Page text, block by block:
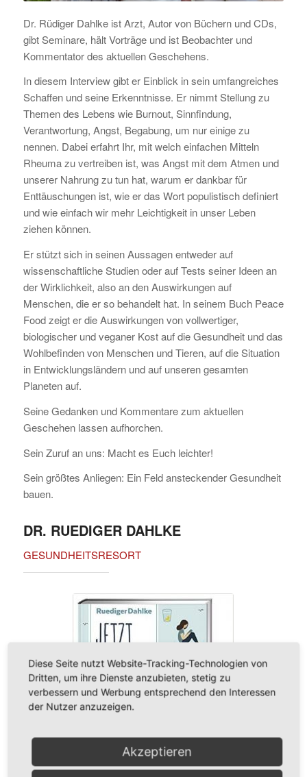
Dr. Rüdiger Dahlke ist Arzt, Autor von Büchern und CDs,
gibt Seminare, hält Vorträge und ist Beobachter und
Kommentator des aktuellen Geschehens.
In diesem Interview gibt er Einblick in sein umfangreiches
Schaffen und seine Erkenntnisse. Er nimmt Stellung zu
Themen des Lebens wie Burnout, Sinnfindung,
Verantwortung, Angst, Begabung, um nur einige zu
nennen. Dabei erfahrt Ihr, mit welch einfachen Mitteln
Rheuma zu vertreiben ist, was Angst mit dem Atmen und
unserer Nahrung zu tun hat, warum er dankbar für
Enttäuschungen ist, wie er das Wort populistisch definiert
und wie einfach wir mehr Leichtigkeit in unser Leben
ziehen können.
Er stützt sich in seinen Aussagen entweder auf
wissenschaftliche Studien oder auf Tests seiner Ideen an
der Wirklichkeit, also an den Auswirkungen auf
Menschen, die er so behandelt hat. In seinem Buch Peace
Food zeigt er die Auswirkungen von vollwertiger,
biologischer und veganer Kost auf die Gesundheit und das
Wohlbefinden von Menschen und Tieren, auf die Situation
in Entwicklungsländern und auf unseren gesamten
Planeten auf.
Seine Gedanken und Kommentare zum aktuellen
Geschehen lassen aufhorchen.
Sein Zuruf an uns: Macht es Euch leichter!
Sein größtes Anliegen: Ein Feld ansteckender Gesundheit
bauen.
DR. RUEDIGER DAHLKE
GESUNDHEITSRESORT
Diese Seite nutzt Website-Tracking-Technologien von
Dritten, um ihre Dienste anzubieten, stetig zu
verbessern und Werbung entsprechend den Interessen
der Nutzer anzuzeigen.
Akzeptieren